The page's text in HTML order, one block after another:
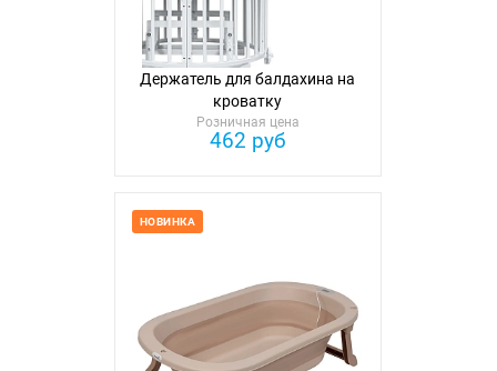
Держатель для балдахина на
кроватку
Розничная цена
462 руб
НОВИНКА